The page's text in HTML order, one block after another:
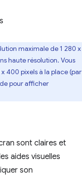
maximale de 1 280 x
haute résolution. Vous
400 pixels à la place (par
pour afficher
sont claires et
aides visuelles
son